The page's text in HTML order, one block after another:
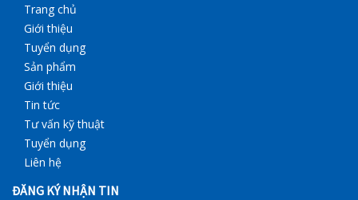
Trang chủ
Giới thiệu
Tuyển dụng
Sản phẩm
Giới thiệu
Tin tức
Tư vấn kỹ thuật
Tuyển dụng
Liên hệ
ĐĂNG KÝ NHẬN TIN